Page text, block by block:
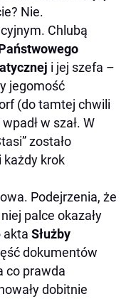
Nie.
Chlubą
i jej szefa –
jegomość
(do tamtej chwili
w szał. W
zostało
każdy krok
Podejrzenia, że
palce okazały
akta Służby
dokumentów
co prawda
dobitnie